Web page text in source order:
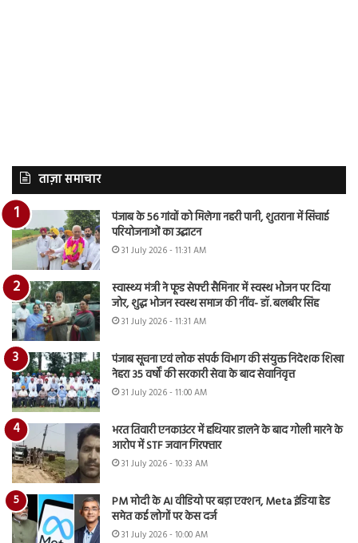
ताज़ा समाचार
पंजाब के 56 गांवों को मिलेगा नहरी पानी, शुतराना में सिंचाई
परियोजनाओं का उद्घाटन
31 July 2026 - 11:31 AM
स्वास्थ्य मंत्री ने फूड सेफ्टी सैमिनार में स्वस्थ भोजन पर दिया
जोर, शुद्ध भोजन स्वस्थ समाज की नींव- डॉ. बलबीर सिंह
31 July 2026 - 11:31 AM
पंजाब सूचना एवं लोक संपर्क विभाग की संयुक्त निदेशक शिखा
नेहरा 35 वर्षों की सरकारी सेवा के बाद सेवानिवृत्त
31 July 2026 - 11:00 AM
भरत तिवारी एनकाउंटर में हथियार डालने के बाद गोली मारने के
आरोप में STF जवान गिरफ्तार
31 July 2026 - 10:33 AM
PM मोदी के AI वीडियो पर बड़ा एक्शन, Meta इंडिया हेड
समेत कई लोगों पर केस दर्ज
31 July 2026 - 10:00 AM